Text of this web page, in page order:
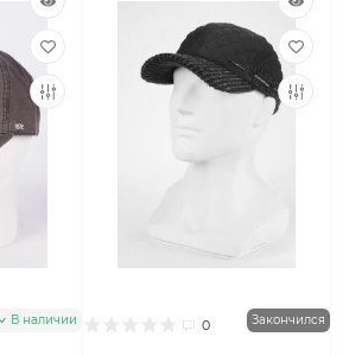
В наличии 0 Закончился